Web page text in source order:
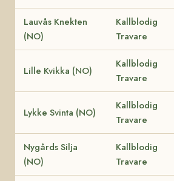
Lauvås Knekten
(NO)
Kallblodig
Travare
Lille Kvikka (NO)
Kallblodig
Travare
Lykke Svinta (NO)
Kallblodig
Travare
Nygårds Silja
(NO)
Kallblodig
Travare